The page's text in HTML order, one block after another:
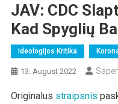
JAV: CDC
Kad Spyglių
Ideologijos Kritika
13. August 2022
Originalus straipsnis